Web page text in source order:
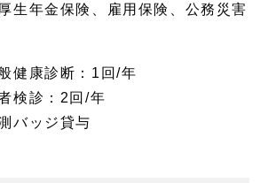
生年金保険、雇用保険、公務災害
健康診断：1回/年
検診：2回/年
バッジ貸与